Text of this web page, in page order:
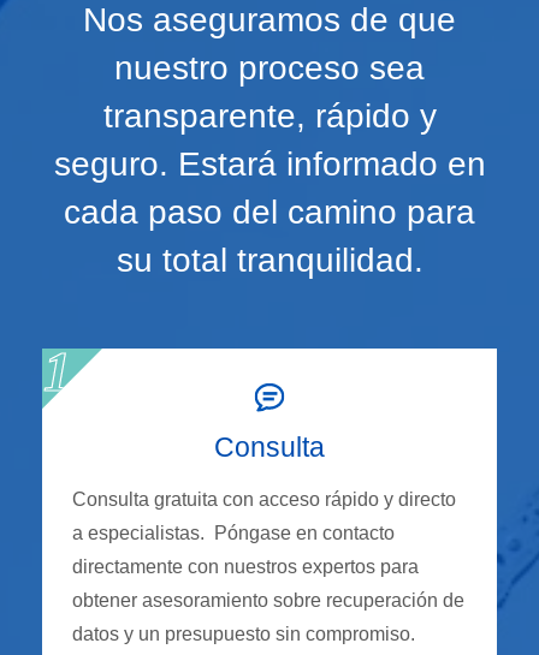
Nos aseguramos de que
nuestro proceso sea
transparente, rápido y
seguro. Estará informado en
cada paso del camino para
su total tranquilidad.
Consulta
Consulta gratuita con acceso rápido y directo
a especialistas. Póngase en contacto
directamente con nuestros expertos para
obtener asesoramiento sobre recuperación de
datos y un presupuesto sin compromiso.